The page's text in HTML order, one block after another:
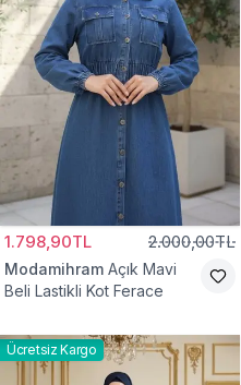
1.798,90TL 2.000,00TL
Modamihram Açık Mavi
Beli Lastikli Kot Ferace
Ücretsiz Kargo